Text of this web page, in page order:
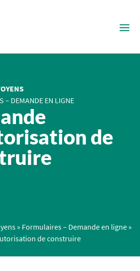
– DEMANDE EN LIGNE
de
» Formulaires – Demande en ligne »
de construire